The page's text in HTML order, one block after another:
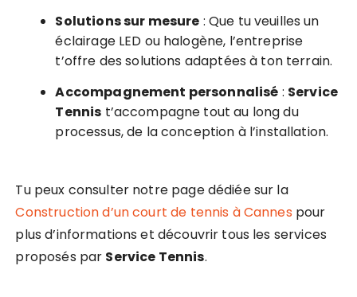
Solutions sur mesure : Que tu veuilles un
éclairage LED ou halogène, l’entreprise
t’offre des solutions adaptées à ton terrain.
Accompagnement personnalisé : Service
Tennis t’accompagne tout au long du
processus, de la conception à l’installation.
Tu peux consulter notre page dédiée sur la
Construction d’un court de tennis à Cannes pour
plus d’informations et découvrir tous les services
proposés par Service Tennis.